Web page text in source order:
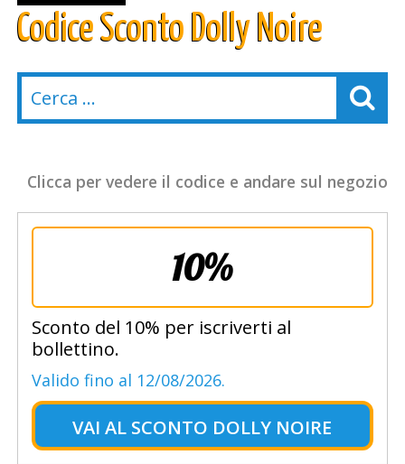
Codice Sconto Dolly Noire
Clicca per vedere il codice e andare sul negozio
10%
Sconto del 10% per iscriverti al
bollettino.
Valido fino al 12/08/2026.
VAI AL SCONTO DOLLY NOIRE